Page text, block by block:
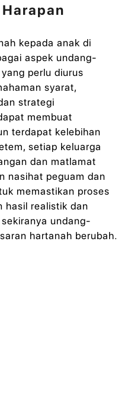
kepada anak di
aspek undang-
perlu diurus
syarat,
strategi
membuat
terdapat kelebihan
setiap keluarga
dan matlamat
nasihat peguam dan
memastikan proses
hasil realistik dan
undang-
hartanah berubah.